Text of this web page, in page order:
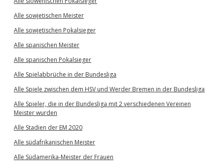
Alle sowjetischen Meister
Alle sowjetischen Pokalsieger
Alle spanischen Meister
Alle spanischen Pokalsieger
Alle Spielabbrüche in der Bundesliga
Alle Spiele zwischen dem HSV und Werder Bremen in der Bundesliga
Alle Spieler, die in der Bundesliga mit 2 verschiedenen Vereinen
Meister wurden
Alle Stadien der EM 2020
Alle südafrikanischen Meister
Alle Südamerika-Meister der Frauen